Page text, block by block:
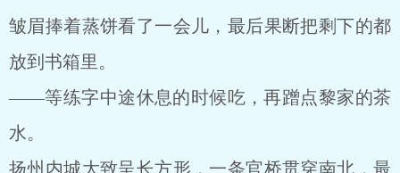
皱眉捧着蒸饼看了一会儿，最后果断把剩下的都
放到书箱里。
——等练字中途休息的时候吃，再蹭点黎家的茶
水。
扬州内城大致呈长方形，一条官桥贯穿南北，最